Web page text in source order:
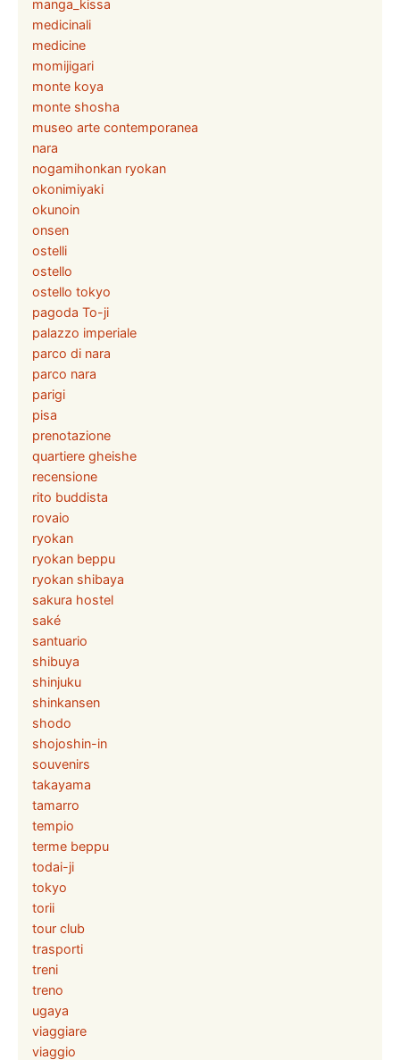
manga_kissa
medicinali
medicine
momijigari
monte koya
monte shosha
museo arte contemporanea
nara
nogamihonkan ryokan
okonimiyaki
okunoin
onsen
ostelli
ostello
ostello tokyo
pagoda To-ji
palazzo imperiale
parco di nara
parco nara
parigi
pisa
prenotazione
quartiere gheishe
recensione
rito buddista
rovaio
ryokan
ryokan beppu
ryokan shibaya
sakura hostel
saké
santuario
shibuya
shinjuku
shinkansen
shodo
shojoshin-in
souvenirs
takayama
tamarro
tempio
terme beppu
todai-ji
tokyo
torii
tour club
trasporti
treni
treno
ugaya
viaggiare
viaggio